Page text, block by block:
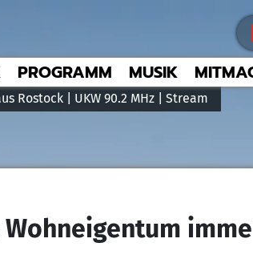
Rostock | UKW 90.2 MHz | Stream
PROGRAMM MUSIK
Wohneigentum